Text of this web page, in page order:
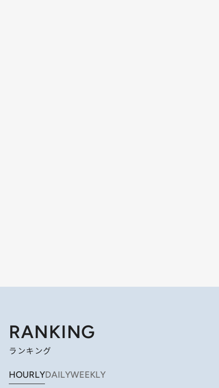
RANKING
ランキング
HOURLYDAILYWEEKLY